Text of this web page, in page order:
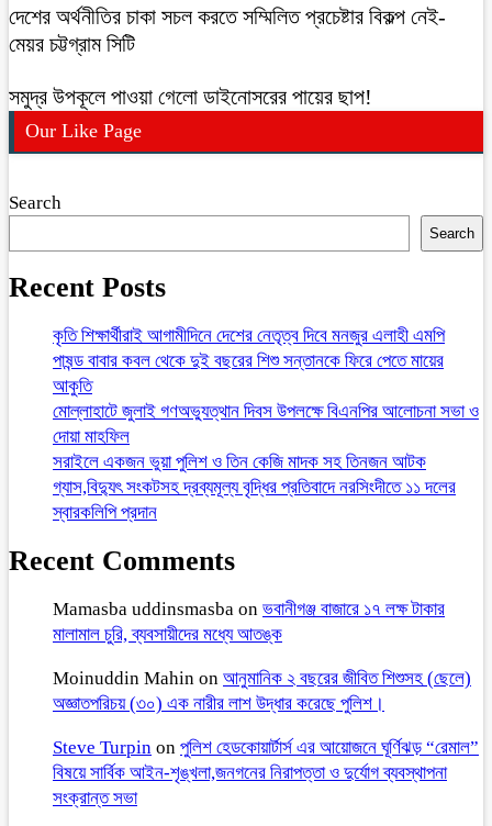
দেশের অর্থনীতির চাকা সচল করতে সম্মিলিত প্রচেষ্টার বিকল্প নেই-
মেয়র চট্টগ্রাম সিটি
সমুদ্র উপকূলে পাওয়া গেলো ডাইনোসরের পায়ের ছাপ!
Our Like Page
Search
Search
Recent Posts
কৃতি শিক্ষার্থীরাই আগামীদিনে দেশের নেতৃত্ব দিবে মনজুর এলাহী এমপি
পাষন্ড বাবার কবল থেকে দুই বছরের শিশু সন্তানকে ফিরে পেতে মায়ের
আকুতি
মোল্লাহাটে জুলাই গণঅভ্যুত্থান দিবস উপলক্ষে বিএনপির আলোচনা সভা ও
দোয়া মাহফিল
সরাইলে একজন ভুয়া পুলিশ ও তিন কেজি মাদক সহ তিনজন আটক
গ্যাস,বিদ্যুৎ সংকটসহ দ্রব্যমূল্য বৃদ্ধির প্রতিবাদে নরসিংদীতে ১১ দলের
স্বারকলিপি প্রদান
Recent Comments
Mamasba uddinsmasba on ভবানীগঞ্জ বাজারে ১৭ লক্ষ টাকার
মালামাল চুরি, ব্যবসায়ীদের মধ্যে আতঙ্ক
Moinuddin Mahin on আনুমানিক ২ বছরের জীবিত শিশুসহ (ছেলে)
অজ্ঞাতপরিচয় (৩০) এক নারীর লাশ উদ্ধার করেছে পুলিশ।
Steve Turpin on পুলিশ হেডকোয়ার্টার্স এর আয়োজনে ঘূর্ণিঝড় “রেমাল”
বিষয়ে সার্বিক আইন-শৃঙ্খলা,জনগনের নিরাপত্তা ও দুর্যোগ ব্যবস্থাপনা
সংক্রান্ত সভা